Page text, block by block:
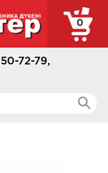
0
50-72-79,